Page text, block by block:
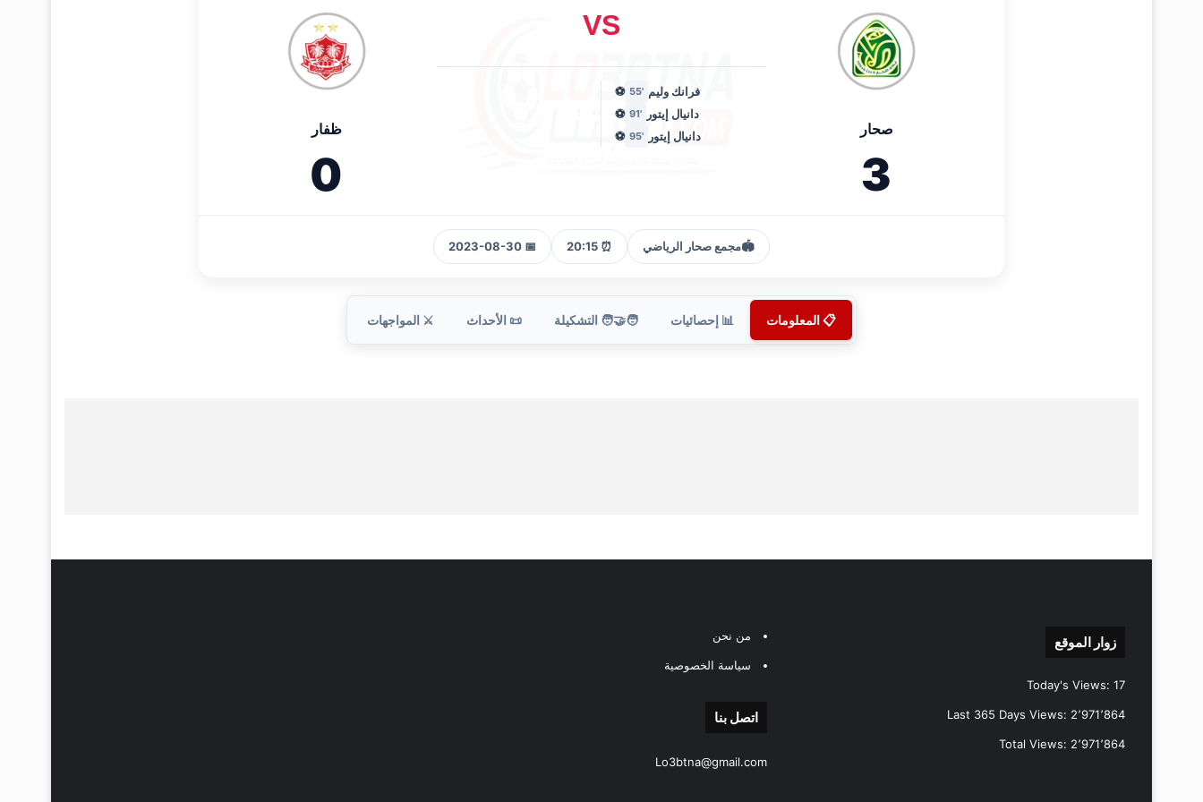
صحار
3
VS
فرانك وليم '55
⚽
دانيال إيتور
'91
⚽
دانيال إيتور
'95
⚽ ظفار
0
🏟️مجمع صحار الرياضي ⏰ 20:15
📅 2023-08-30
📋 المعلومات 📊 إحصائيات 🧑‍🤝‍🧑 التشكيلة 📜 الأحداث ⚔️ المواجهات
زوار الموقع
Today's Views: 17
Last 365 Days Views: 2٬971٬864
Total Views: 2٬971٬864
من نحن
سياسة الخصوصية
اتصل بنا
Lo3btna@gmail.com